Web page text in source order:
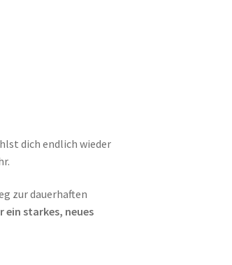
dich endlich wieder
zur dauerhaften
starkes, neues